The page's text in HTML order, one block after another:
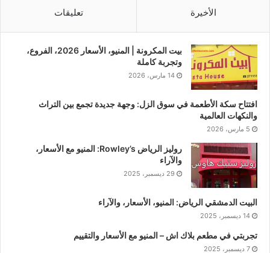
الأخيرة تعليقات
بيت المكرونة | المنيو، الأسعار 2026، الفروع،
وتجربة كاملة
14 مارس، 2026
افتتاح سكة الأطعمة في سوق الزل: وجهة جديدة تجمع بين التراث
والنكهات العالمية
5 مارس، 2026
روليز الرياض Rowley’s: المنيو مع الأسعار،
والآراء
29 ديسمبر، 2025
البيت الدمشقي الرياض: المنيو، الأسعار، والآراء
14 ديسمبر، 2025
تجربتي في مطعم بلاك اش – المنيو مع الأسعار والتقييم
7 ديسمبر، 2025